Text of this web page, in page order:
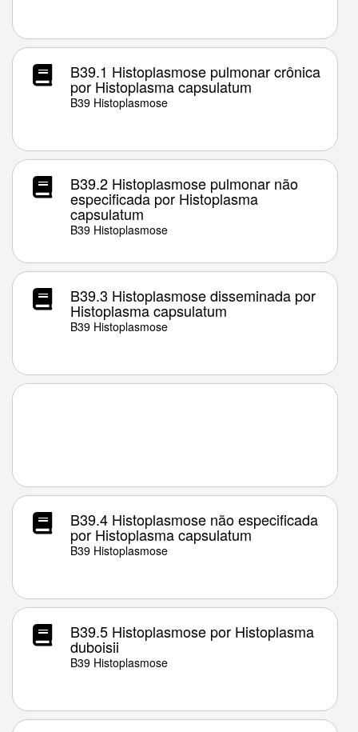
B39.1 Histoplasmose pulmonar crônica
por Histoplasma capsulatum
B39 Histoplasmose
B39.2 Histoplasmose pulmonar não
especificada por Histoplasma
capsulatum
B39 Histoplasmose
B39.3 Histoplasmose disseminada por
Histoplasma capsulatum
B39 Histoplasmose
B39.4 Histoplasmose não especificada
por Histoplasma capsulatum
B39 Histoplasmose
B39.5 Histoplasmose por Histoplasma
duboisii
B39 Histoplasmose